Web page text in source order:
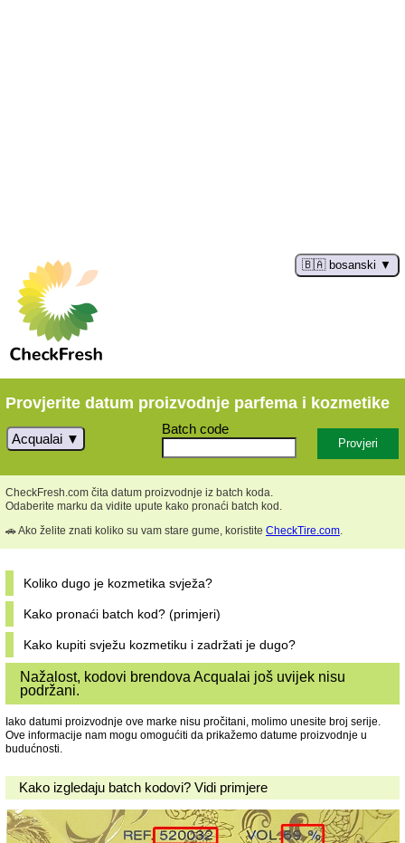
🇧🇦 bosanski
Provjerite datum proizvodnje parfema i kozmetike
Acqualai
Batch code
CheckFresh.com čita datum proizvodnje iz batch koda.
Odaberite marku da vidite upute kako pronaći batch kod.
🚗 Ako želite znati koliko su vam stare gume, koristite CheckTire.com.
Koliko dugo je kozmetika svježa?
Kako pronaći batch kod? (primjeri)
Kako kupiti svježu kozmetiku i zadržati je dugo?
Nažalost, kodovi brendova Acqualai još uvijek nisu
podržani.
Iako datumi proizvodnje ove marke nisu pročitani, molimo unesite broj serije.
Ove informacije nam mogu omogućiti da prikažemo datume proizvodnje u
budućnosti.
Kako izgledaju batch kodovi? Vidi primjere